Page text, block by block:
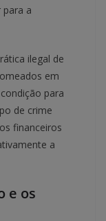
para a
ilegal de
em
para
de crime
financeiros
a
e os